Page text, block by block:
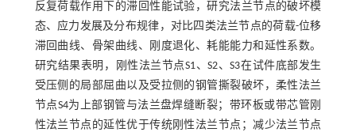
反复荷载作用下的滞回性能试验，研究法兰节点的破坏模
态、应力发展及分布规律，对比四类法兰节点的荷载-位移
滞回曲线、骨架曲线、刚度退化、耗能能力和延性系数。
研究结果表明，刚性法兰节点S1、S2、S3在试件底部发生
受压侧的局部屈曲以及受拉侧的钢管撕裂破坏，柔性法兰
节点S4为上部钢管与法兰盘焊缝断裂；带环板或带芯管刚
性法兰节点的延性优于传统刚性法兰节点；减少法兰节点